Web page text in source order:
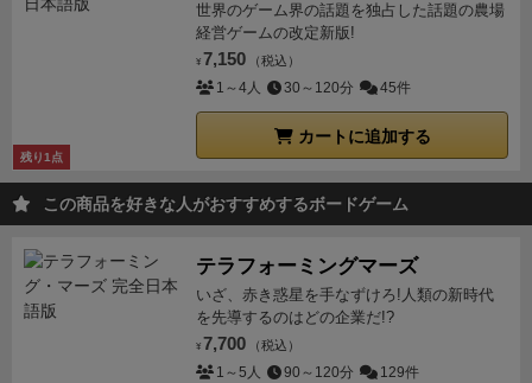
マメじゃないよには、X２とか０点になると
か、派手なカードが多いのだが、このゲームでは、硬
派なバランスになっていて、イレギュラーカードが存
盾のマークのカードを集めるかどうかみたいなところ
があるが、結局、わかるのは最後だし、裏向きのカー
ドも結構な数出るので、最後まで「ざわざわ・・・」
みたいな感じになりやすい。個人的にはそういう心理
戦ゲームは好きなのだが、一般的には多分あわないだ
ろうなと思う。
まとめると、マメじゃないよやハイソ
サエティとか戦略的な値付けカードゲームが好きな人
にはあうと思うが、それ以外の人には、難しく感じた
り、地味に感じたりして、大衆ウケしないような感じ
残り1点
世界のゲーム界の話題を独占した話題の農場
経営ゲームの改定新版!
¥ 7,150 （税込）
1～4人 30～120分 45件
カートに追加する
この商品を好きな人がおすすめするボードゲーム
テラフォーミングマーズ
いざ、赤き惑星を手なずけろ!人類の新時代
を先導するのはどの企業だ!?
¥ 7,700 （税込）
1～5人 90～120分 129件